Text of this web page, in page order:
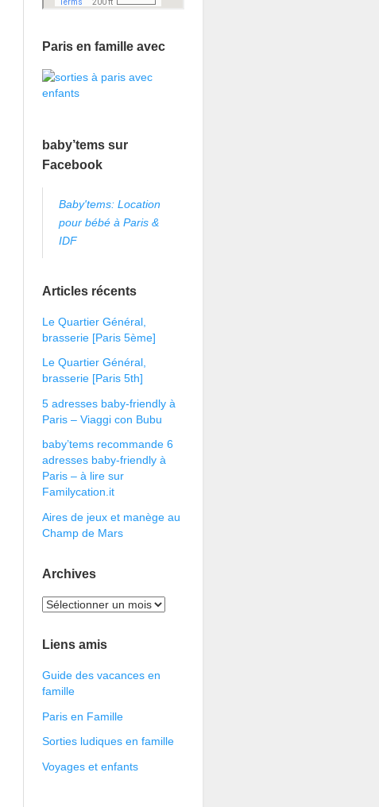
Paris en famille avec
baby’tems sur
Facebook
Baby'tems: Location
pour bébé à Paris &
IDF
Articles récents
Le Quartier Général,
brasserie [Paris 5ème]
Le Quartier Général,
brasserie [Paris 5th]
5 adresses baby-friendly à
Paris – Viaggi con Bubu
baby’tems recommande 6
adresses baby-friendly à
Paris – à lire sur
Familycation.it
Aires de jeux et manège au
Champ de Mars
Archives
Liens amis
Guide des vacances en
famille
Paris en Famille
Sorties ludiques en famille
Voyages et enfants